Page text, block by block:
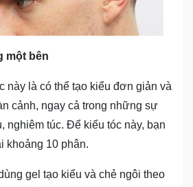
một bên
này là có thể tạo kiểu đơn giản và
cảnh, ngay cả trong những sự
nghiêm túc. Để kiểu tóc này, bạn
khoảng 10 phân.
gel tạo kiểu và chẻ ngôi theo